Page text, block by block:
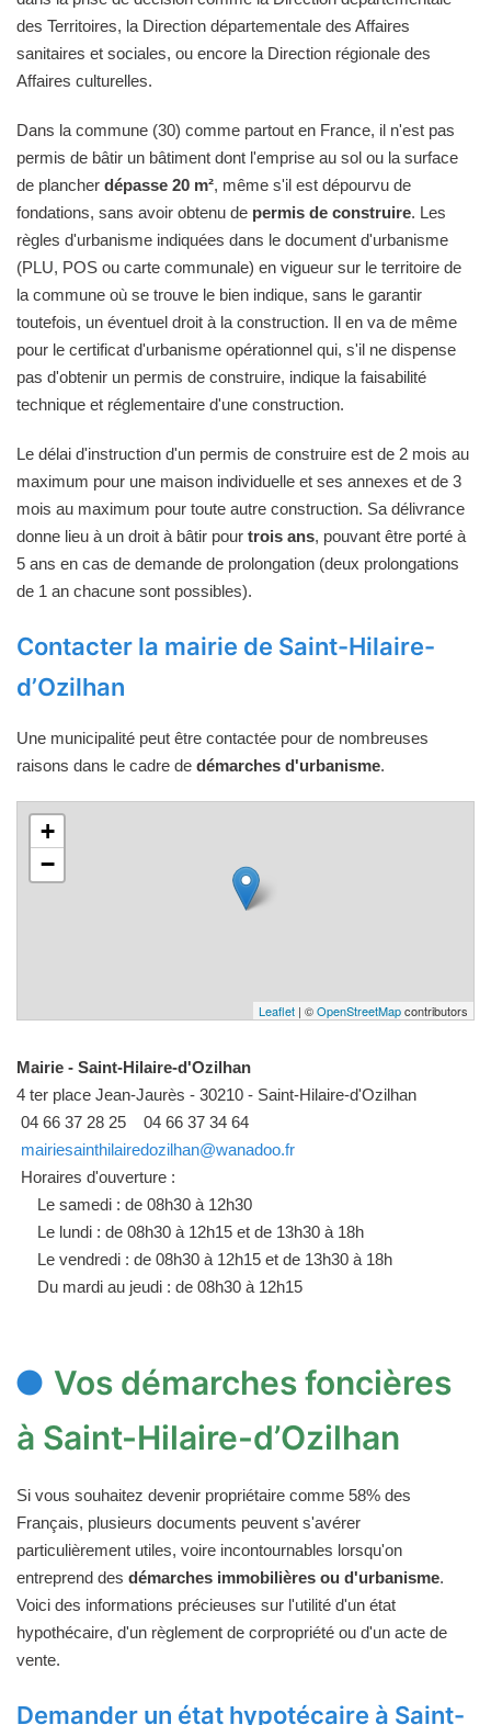
des Territoires, la Direction départementale des Affaires
sanitaires et sociales, ou encore la Direction régionale des
Affaires culturelles.
Dans la commune (30) comme partout en France, il n'est pas
permis de bâtir un bâtiment dont l'emprise au sol ou la surface
de plancher dépasse 20 m², même s'il est dépourvu de
fondations, sans avoir obtenu de permis de construire. Les
règles d'urbanisme indiquées dans le document d'urbanisme
(PLU, POS ou carte communale) en vigueur sur le territoire de
la commune où se trouve le bien indique, sans le garantir
toutefois, un éventuel droit à la construction. Il en va de même
pour le certificat d'urbanisme opérationnel qui, s'il ne dispense
pas d'obtenir un permis de construire, indique la faisabilité
technique et réglementaire d'une construction.
Le délai d'instruction d'un permis de construire est de 2 mois au
maximum pour une maison individuelle et ses annexes et de 3
mois au maximum pour toute autre construction. Sa délivrance
donne lieu à un droit à bâtir pour trois ans, pouvant être porté à
5 ans en cas de demande de prolongation (deux prolongations
de 1 an chacune sont possibles).
Contacter la mairie de Saint-Hilaire-
d’Ozilhan
Une municipalité peut être contactée pour de nombreuses
raisons dans le cadre de démarches d'urbanisme.
+
−
Leaflet | ©OpenStreetMapcontributors
Mairie - Saint-Hilaire-d'Ozilhan
4 ter place Jean-Jaurès - 30210 - Saint-Hilaire-d'Ozilhan
04 66 37 28 25
04 66 37 34 64
mairiesainthilairedozilhan@wanadoo.fr
Horaires d'ouverture :
Le samedi : de 08h30 à 12h30
Le lundi : de 08h30 à 12h15 et de 13h30 à 18h
Le vendredi : de 08h30 à 12h15 et de 13h30 à 18h
Du mardi au jeudi : de 08h30 à 12h15
Vos démarches foncières
à Saint-Hilaire-d’Ozilhan
Si vous souhaitez devenir propriétaire comme 58% des
Français, plusieurs documents peuvent s'avérer
particulièrement utiles, voire incontournables lorsqu'on
entreprend des démarches immobilières ou d'urbanisme.
Voici des informations précieuses sur l'utilité d'un état
hypothécaire, d'un règlement de corpropriété ou d'un acte de
vente.
Demander un état hypotécaire à Saint-